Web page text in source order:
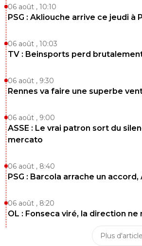
06 août , 10:10
PSG : Akliouche arrive ce jeudi à
06 août , 10:03
TV : Beinsports perd
06 août , 9:30
Rennes va faire une superbe
06 août , 9:00
ASSE : Le vrai patron sort du
mercato
06 août , 8:40
PSG : Barcola arrache un
06 août , 8:20
OL : Fonseca viré, la direction ne
Plus